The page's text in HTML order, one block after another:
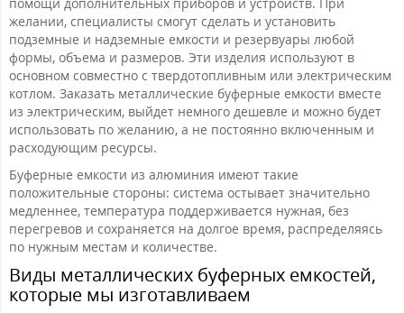
желании, специалисты смогут сделать и установить
подземные и надземные емкости и резервуары любой
формы, объема и размеров. Эти изделия используют в
основном совместно с твердотопливным или электрическим
котлом. Заказать металлические буферные емкости вместе
из электрическим, выйдет немного дешевле и можно будет
использовать по желанию, а не постоянно включенным и
расходующим ресурсы.
Буферные емкости из алюминия имеют такие
положительные стороны: система остывает значительно
медленнее, температура поддерживается нужная, без
перегревов и сохраняется на долгое время, распределяясь
по нужным местам и количестве.
Виды металлических буферных емкостей,
которые мы изготавливаем